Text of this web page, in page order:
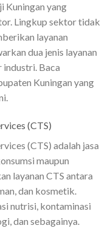
Kuningan yang
Lingkup sektor tidak
layanan
dua jenis layanan
industri. Baca
Kuningan yang
(CTS)
(CTS) adalah jasa
maupun
layanan CTS antara
dan kosmetik.
nutrisi, kontaminasi
dan sebagainya.